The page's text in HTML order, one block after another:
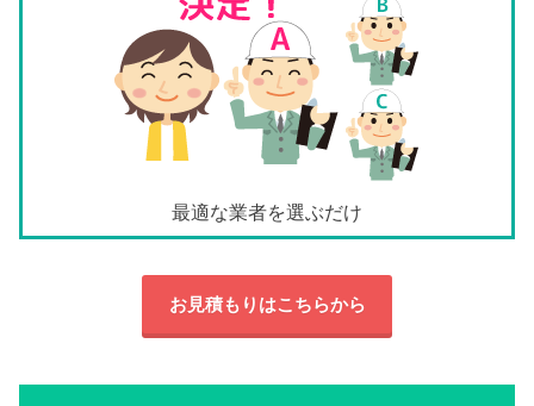
最適な業者を選ぶだけ
お見積もりはこちらから